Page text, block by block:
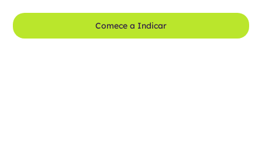
Comece a Indicar